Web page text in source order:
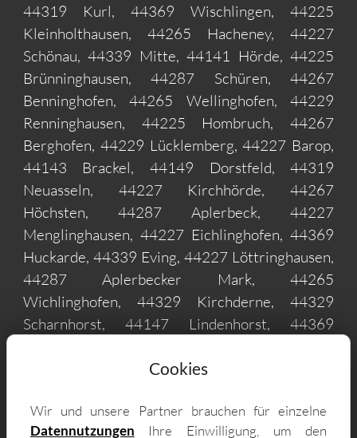
44319 Kurl, 44369 Wischlingen, 44225
Kleinholthausen, 44265 Hacheney, 44227
Schönau, 44339 Mitte, 44141 Hörde, 44225
Brünninghausen, 44287 Schüren, 44267
Benninghofen, 44265 Wellinghofen, 44229
Renninghausen, 44225 Hombruch, 44267
Berghofen, 44229 Lücklemberg, 44227 Barop,
44143 Brackel, 44149 Dorstfeld, 44319
Neuasseln, 44227 Kirchhörde, 44267
Höchsten, 44287 Aplerbeck, 44227
Menglinghausen, 44227 Eichlinghofen, 44369
Huckarde, 44339 Eving, 44227 Löttringhausen,
44287 Aplerbecker Mark, 44265
Wichlinghofen, 44329 Kirchderne, 44329
Scharnhorst, 44147 Lindenhorst, 44369
44227 Kruckel, 44289 Sölde, 44227 Persebeck,
44339 Holthausen, 44329 Derne, 44309
Cookies
Wir und unsere Partner brauchen für einzelne
Datennutzungen Ihre Einwilligung, um den